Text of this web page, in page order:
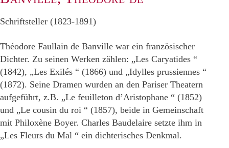
Schriftsteller (1823-1891)
Théodore Faullain de Banville war ein französischer
Dichter. Zu seinen Werken zählen: „Les Caryatides “
(1842), „Les Exilés “ (1866) und „Idylles prussiennes “
(1872). Seine Dramen wurden an den Pariser Theatern
aufgeführt, z.B. „Le feuilleton d’Aristophane “ (1852)
und „Le cousin du roi “ (1857), beide in Gemeinschaft
mit Philoxène Boyer. Charles Baudelaire setzte ihm in
„Les Fleurs du Mal “ ein dichterisches Denkmal.